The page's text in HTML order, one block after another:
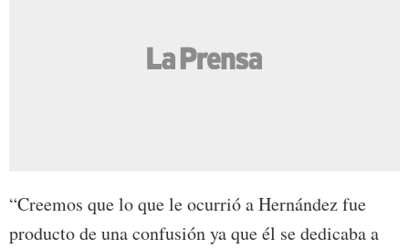
“Creemos que lo que le ocurrió a Hernández fue
producto de una confusión ya que él se dedicaba a